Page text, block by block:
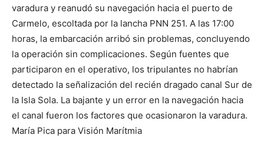
varadura y reanudó su navegación hacia el puerto de
Carmelo, escoltada por la lancha PNN 251. A las 17:00
horas, la embarcación arribó sin problemas, concluyendo
la operación sin complicaciones. Según fuentes que
participaron en el operativo, los tripulantes no habrían
detectado la señalización del recién dragado canal Sur de
la Isla Sola. La bajante y un error en la navegación hacia
el canal fueron los factores que ocasionaron la varadura.
María Pica para Visión Marítmia